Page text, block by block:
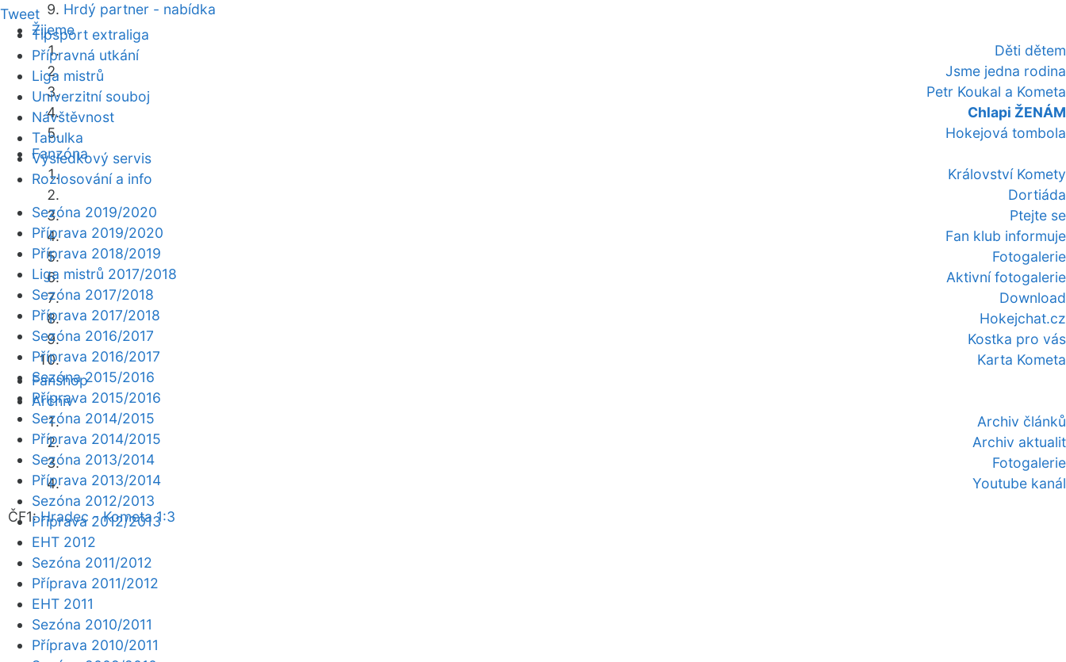
Hrdý partner - nabídka
Žijeme
Děti dětem
Jsme jedna rodina
Petr Koukal a Kometa
Chlapi ŽENÁM
Hokejová tombola
Fanzóna
Království Komety
Dortiáda
Ptejte se
Fan klub informuje
Fotogalerie
Aktivní fotogalerie
Download
Hokejchat.cz
Kostka pro vás
Karta Kometa
Fanshop
Archiv
Archiv článků
Archiv aktualit
Fotogalerie
Youtube kanál
ČF1:Hradec - Kometa 1:3
Tweet
Tipsport extraliga
Přípravná utkání
Liga mistrů
Univerzitní souboj
Návštěvnost
Tabulka
Výsledkový servis
Rozlosování a info
Sezóna 2019/2020
Příprava 2019/2020
Příprava 2018/2019
Liga mistrů 2017/2018
Sezóna 2017/2018
Příprava 2017/2018
Sezóna 2016/2017
Příprava 2016/2017
Sezóna 2015/2016
Příprava 2015/2016
Sezóna 2014/2015
Příprava 2014/2015
Sezóna 2013/2014
Příprava 2013/2014
Sezóna 2012/2013
Příprava 2012/2013
EHT 2012
Sezóna 2011/2012
Příprava 2011/2012
EHT 2011
Sezóna 2010/2011
Příprava 2010/2011